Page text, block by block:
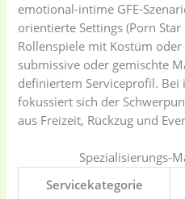
emotional-intime GFE-
orientierte Settings (Porn
Rollenspiele mit Kostüm
submissive oder gemischte
definiertem Serviceprofil.
fokussiert sich der
aus Freizeit, Rückzug und
Spezialisierungs-
Servicekategorie